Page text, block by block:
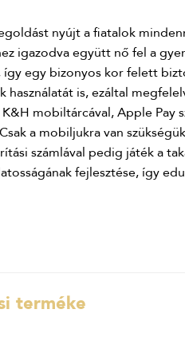
nyújt a fiatalok
igazodva együtt nő fel a
egy bizonyos kor felett
is, ezáltal
mobiltárcával, Apple Pay
a mobiljukra van
számlával pedig játék a
fejlesztése, így
terméke